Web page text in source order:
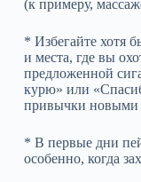
(к примеру,
* Избегайте хотя
и места, где вы
предложенной
курю» или
привычки новыми
* В первые дни
особенно, когда